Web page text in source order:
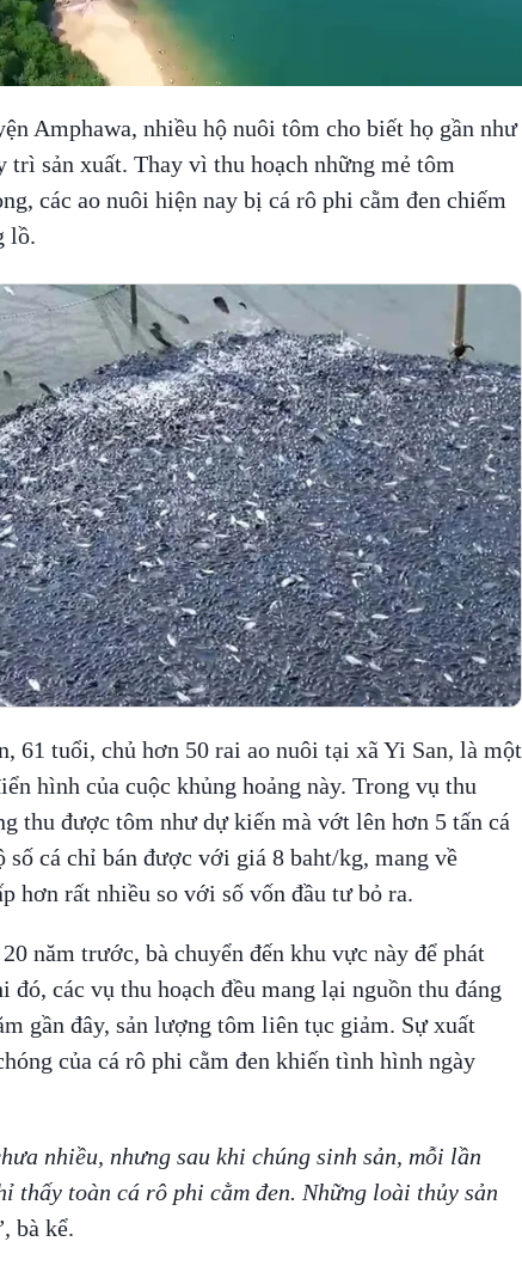
Amphawa, nhiều hộ nuôi tôm cho biết họ gần như
trì sản xuất. Thay vì thu hoạch những mẻ tôm
các ao nuôi hiện nay bị cá rô phi cằm đen chiếm
lồ.
61 tuổi, chủ hơn 50 rai ao nuôi tại xã Yi San, là một
hình của cuộc khủng hoảng này. Trong vụ thu
thu được tôm như dự kiến mà vớt lên hơn 5 tấn cá
số cá chỉ bán được với giá 8 baht/kg, mang về
hơn rất nhiều so với số vốn đầu tư bỏ ra.
năm trước, bà chuyển đến khu vực này để phát
các vụ thu hoạch đều mang lại nguồn thu đáng
gần đây, sản lượng tôm liên tục giảm. Sự xuất
của cá rô phi cằm đen khiến tình hình ngày
nhiều, nhưng sau khi chúng sinh sản, mỗi lần
thấy toàn cá rô phi cằm đen. Những loài thủy sản
bà kể.